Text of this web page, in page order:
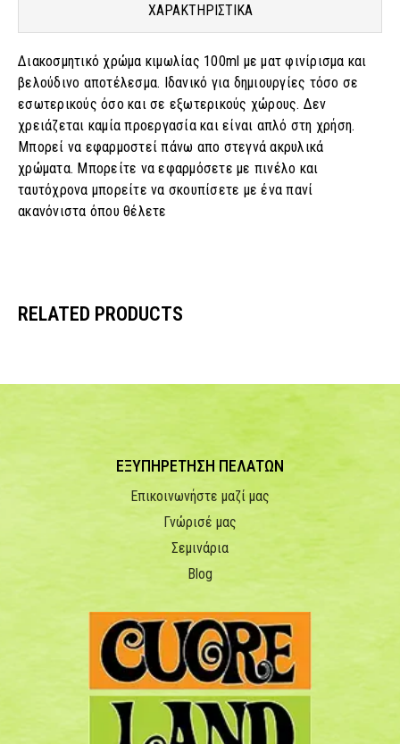
ΧΑΡΑΚΤΗΡΙΣΤΙΚΑ
Διακοσμητικό χρώμα κιμωλίας 100ml με ματ φινίρισμα και
βελούδινο αποτέλεσμα. Ιδανικό για δημιουργίες τόσο σε
εσωτερικούς όσο και σε εξωτερικούς χώρους. Δεν
χρειάζεται καμία προεργασία και είναι απλό στη χρήση.
Μπορεί να εφαρμοστεί πάνω απο στεγνά ακρυλικά
χρώματα. Μπορείτε να εφαρμόσετε με πινέλο και
ταυτόχρονα μπορείτε να σκουπίσετε με ένα πανί
ακανόνιστα όπου θέλετε
RELATED PRODUCTS
ΕΞΥΠΗΡΕΤΗΣΗ ΠΕΛΑΤΩΝ
Επικοινωνήστε μαζί μας
Γνώρισέ μας
Σεμινάρια
Blog